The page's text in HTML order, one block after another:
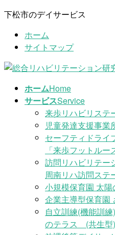
コ
ツ
ナ
シ
下松市のデイサービス
ホーム
サイトマップ
ホームHome
サービスService
来歩リハビリステ
児童発達支援事
セーフティドラ
「来歩フットルー
訪問リハビリテー
周南リハ訪問ステ
小規模保育園 太陽
企業主導型保育園
自立訓練(機能訓
のテラス (共生型)